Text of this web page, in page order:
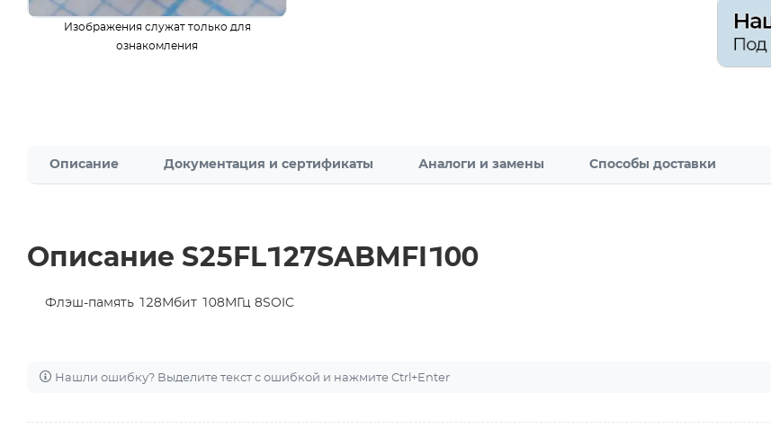
Изображения служат только для
ознакомления
Описание Документация и сертификаты Аналоги и замены Способы доставки
Описание S25FL127SABMFI100
Флэш-память 128Мбит 108МГц 8SOIC
Нашли ошибку? Выделите текст с ошибкой и нажмите Ctrl+Enter